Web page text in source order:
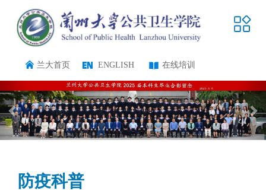
在线培训
ENGLISH
兰大首页
防疫科普